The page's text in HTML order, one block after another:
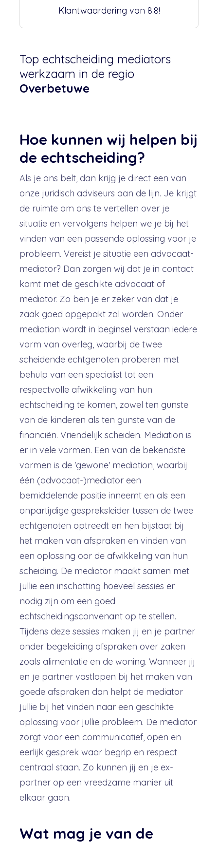
Klantwaardering van 8.8!
Top echtscheiding mediators
werkzaam in de regio
Overbetuwe
Hoe kunnen wij helpen bij
de echtscheiding?
Als je ons belt, dan krijg je direct een van
onze juridisch adviseurs aan de lijn. Je krijgt
de ruimte om ons te vertellen over je
situatie en vervolgens helpen we je bij het
vinden van een passende oplossing voor je
probleem. Vereist je situatie een advocaat-
mediator? Dan zorgen wij dat je in contact
komt met de geschikte advocaat of
mediator. Zo ben je er zeker van dat je
zaak goed opgepakt zal worden. Onder
mediation wordt in beginsel verstaan iedere
vorm van overleg, waarbij de twee
scheidende echtgenoten proberen met
behulp van een specialist tot een
respectvolle afwikkeling van hun
echtscheiding te komen, zowel ten gunste
van de kinderen als ten gunste van de
financiën. Vriendelijk scheiden. Mediation is
er in vele vormen. Een van de bekendste
vormen is de 'gewone' mediation, waarbij
één (advocaat-)mediator een
bemiddelende positie inneemt en als een
onpartijdige gespreksleider tussen de twee
echtgenoten optreedt en hen bijstaat bij
het maken van afspraken en vinden van
een oplossing oor de afwikkeling van hun
scheiding. De mediator maakt samen met
jullie een inschatting hoeveel sessies er
nodig zijn om een goed
echtscheidingsconvenant op te stellen.
Tijdens deze sessies maken jij en je partner
onder begeleiding afspraken over zaken
zoals alimentatie en de woning. Wanneer jij
en je partner vastlopen bij het maken van
goede afspraken dan helpt de mediator
jullie bij het vinden naar een geschikte
oplossing voor jullie probleem. De mediator
zorgt voor een communicatief, open en
eerlijk gesprek waar begrip en respect
centraal staan. Zo kunnen jij en je ex-
partner op een vreedzame manier uit
elkaar gaan.
Wat mag je van de